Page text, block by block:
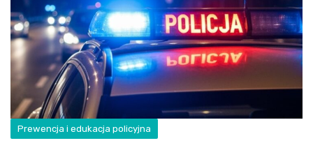
Prewencja i edukacja policyjna